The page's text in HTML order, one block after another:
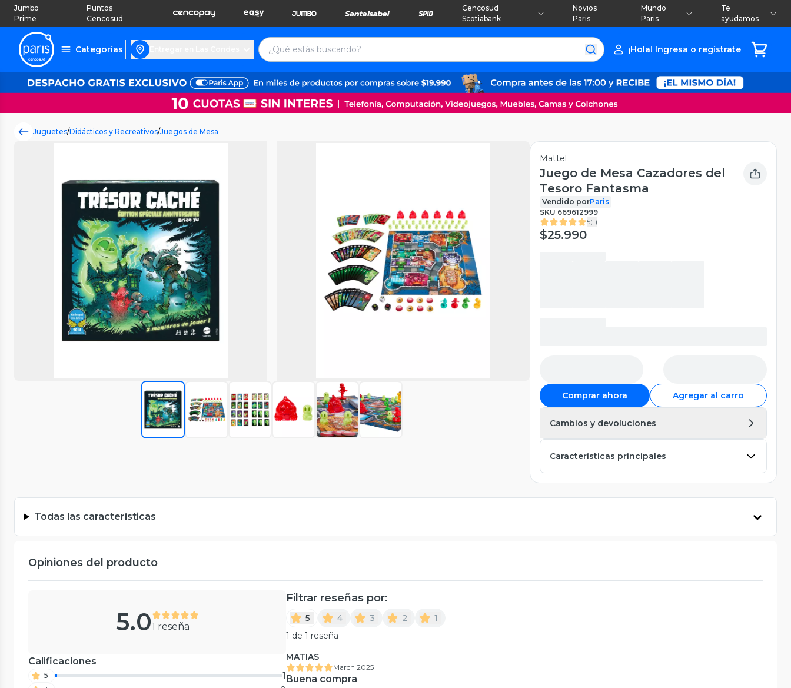
Jumbo
Prime
Puntos
Cencosud
Cencosud
Scotiabank
Novios
Paris
Mundo
Paris
Te
ayudamos
Categorías ¡Hola! Ingresa o regístrate
Juguetes/Didácticos y Recreativos/Juegos de Mesa
Mattel
Juego de Mesa Cazadores del
Tesoro Fantasma
Vendido porParis
SKU 669612999
5(1)
$25.990
Comprar ahora Agregar al carro
Cambios y devoluciones
Características principales
Todas las características
Opiniones del producto
5.01 reseña
Calificaciones
5 1
Filtrar reseñas por:
5 4 3 2
1
1 de 1 reseña
MATIAS
March 2025
Buena compra